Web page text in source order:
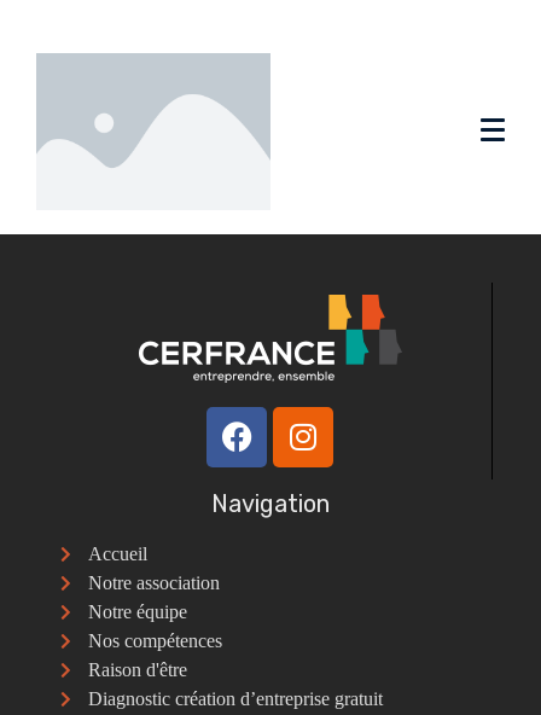
Navigation
Accueil
Notre association
Notre équipe
Nos compétences
Raison d'être
Diagnostic création d’entreprise gratuit